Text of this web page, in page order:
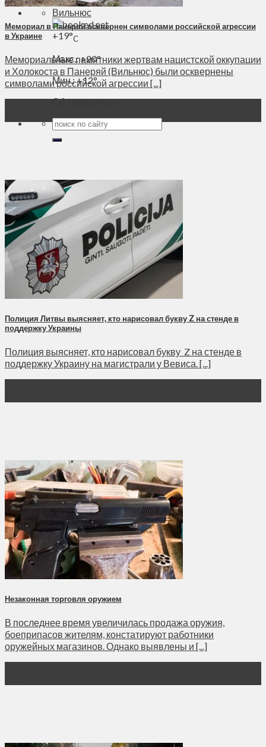
Вильнюс
+19°C
Макс.:+20°
Мин.:+12°
Сб, 08.08.2026
Мемориал в Панеряй осквернен символами российской агрессии
в Украине
Мемориальные памятники жертвам нацистской оккупации
и Холокоста в Панеряй (Вильнюс) были осквернены
символами российской агрессии [...]
Полиция Литвы выясняет, кто нарисовал букву Z на стенде в
поддержку Украины
Полиция выясняет, кто нарисовал букву Z на стенде в
поддержку Украину на магистрали у Вевиса. [...]
Незаконная торговля оружием
В последнее время увеличилась продажа оружия,
боеприпасов жителям, констатируют работники
оружейных магазинов. Однако выявлены и [...]